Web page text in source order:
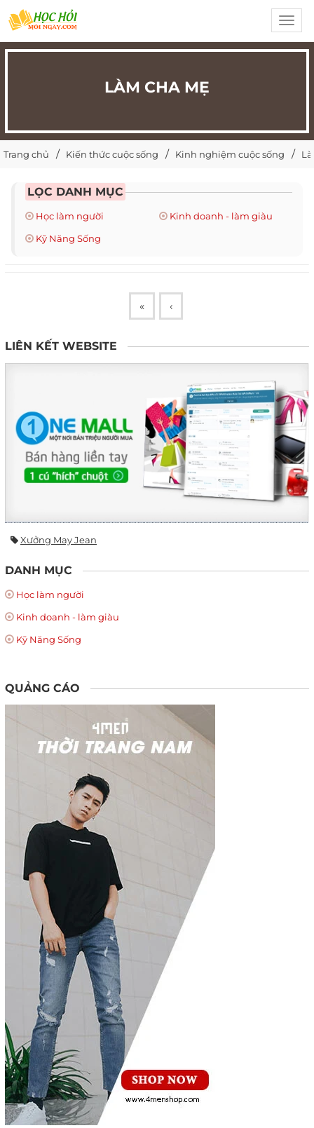
LÀM CHA MẸ
Trang chủ Kiến thức cuộc sống Kinh nghiệm cuộc sống
LỌC DANH MỤC
Học làm người
Kinh doanh - làm giàu
Kỹ Năng Sống
« ‹
LIÊN KẾT WEBSITE
Xưởng May Jean
DANH MỤC
Học làm người
Kinh doanh - làm giàu
Kỹ Năng Sống
QUẢNG CÁO